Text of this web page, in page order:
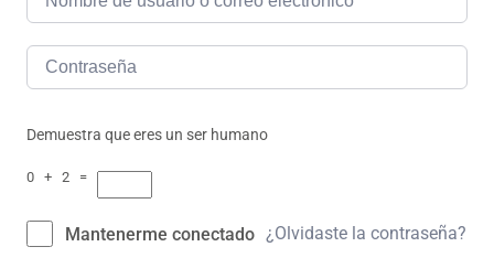
Demuestra que eres un ser humano
0 + 2 =
Mantenerme conectado ¿Olvidaste la contraseña?